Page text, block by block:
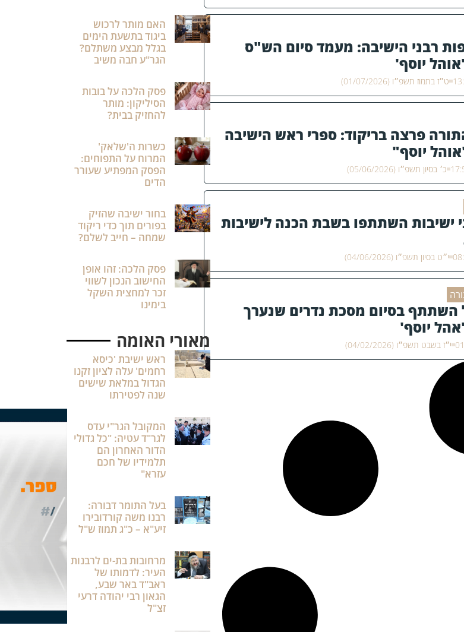
רבני הישיבה: מעמד סיום הש"ס
יוסף'
ט״ז בתמוז תשפ״ו (01/07/2026)
פרצה בריקוד: ספרי ראש הישיבה
יוסף"
כ׳ בסיון תשפ״ו (05/06/2026)
ישיבות השתתפו בשבת הכנה לישיבות
י״ט בסיון תשפ״ו (04/06/2026)
בסיום מסכת נדרים שנערך
יוסף'
י״ז בשבט תשפ״ו (04/02/2026)
האם מותר לרכוש
ביגוד בתשעת הימים
בגלל מבצע משתלם?
הגר"ע חבה משיב
פסק הלכה על בובות
הסיליקון: מותר
להחזיק בבית?
כשרות ה'שלאק'
המרוח על התפוחים:
הפסק המפתיע שעורר
הדים
בחור ישיבה שהזיק
בפורים תוך כדי ריקוד
שמחה – חייב לשלם?
פסק הלכה: זהו אופן
החישוב הנכון לשווי
זכר למחצית השקל
בימינו
מאורי האומה
ראש ישיבת 'כיסא
רחמים' עלה לציון זקנו
הגדול במלאת שישים
שנה לפטירתו
המקובל הגר"י עדס
לגר"ד עטיה: "כל גדולי
הדור האחרון הם
תלמידיו של חכם
עזרא"
בעל התומר דבורה:
רבנו משה קורדובירו
זיע"א – כ"ג תמוז ש"ל
מרחובות בת-ים לרבנות
העיר: לדמותו של
ראב"ד באר שבע,
הגאון רבי יהודה דרעי
זצ"ל